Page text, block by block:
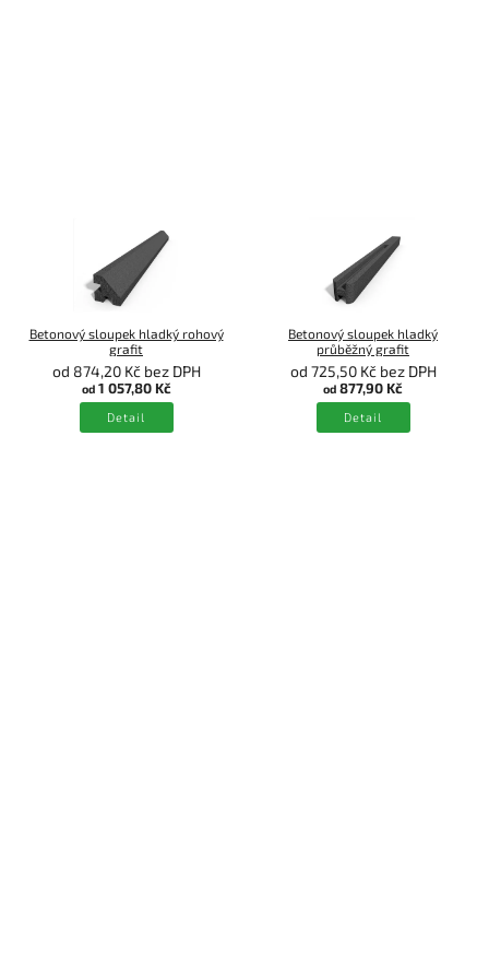
Betonový sloupek hladký rohový
grafit
od 874,20 Kč bez DPH
od1 057,80 Kč
Detail
Betonový sloupek hladký
průběžný grafit
od 725,50 Kč bez DPH
od 877,90 Kč
Detail